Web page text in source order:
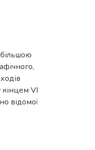
VI
відомої